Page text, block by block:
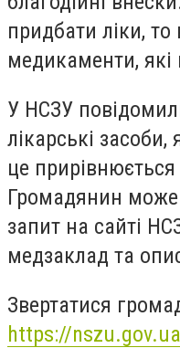
придбати ліки,
медикаменти,
У НСЗУ
лікарські засоби,
це прирівнюється
Громадянин може
запит на сайті
медзаклад та
Звертатися
https://